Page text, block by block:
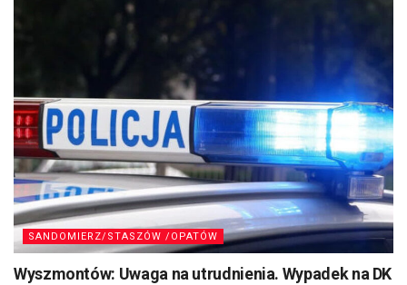
SANDOMIERZ/STASZÓW /OPATÓW
Wyszmontów: Uwaga na utrudnienia. Wypadek na DK